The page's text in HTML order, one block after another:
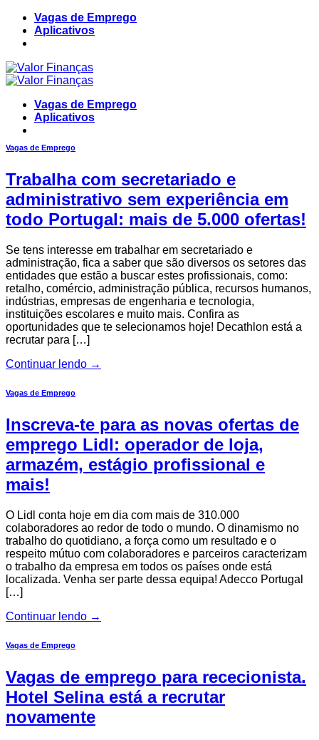
Skip
content
Vagas de Emprego
Aplicativos
Vagas de Emprego
Aplicativos
Vagas de Emprego
Trabalha com secretariado e
administrativo sem experiência em
todo Portugal: mais de 5.000 ofertas!
Se tens interesse em trabalhar em secretariado e
administração, fica a saber que são diversos os setores das
entidades que estão a buscar estes profissionais, como:
retalho, comércio, administração pública, recursos humanos,
indústrias, empresas de engenharia e tecnologia,
instituições escolares e muito mais. Confira as
oportunidades que te selecionamos hoje! Decathlon está a
recrutar para […]
Continuar lendo →
Vagas de Emprego
Inscreva-te para as novas ofertas de
emprego Lidl: operador de loja,
armazém, estágio profissional e
mais!
O Lidl conta hoje em dia com mais de 310.000
colaboradores ao redor de todo o mundo. O dinamismo no
trabalho do quotidiano, a força como um resultado e o
respeito mútuo com colaboradores e parceiros caracterizam
o trabalho da empresa em todos os países onde está
localizada. Venha ser parte dessa equipa! Adecco Portugal
[…]
Continuar lendo →
Vagas de Emprego
Vagas de emprego para rececionista.
Hotel Selina está a recrutar
novamente